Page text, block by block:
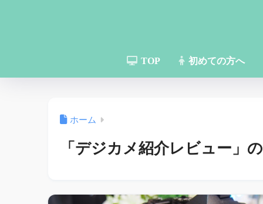
TOP 初めての方へ
ホーム
「デジカメ紹介レビュー」